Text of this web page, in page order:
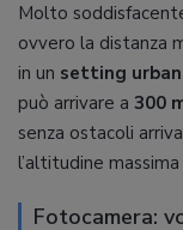
Molto
ovvero la distanza
in un setting
può arrivare a 300
senza ostacoli
l’altitudine
Fotocamera: